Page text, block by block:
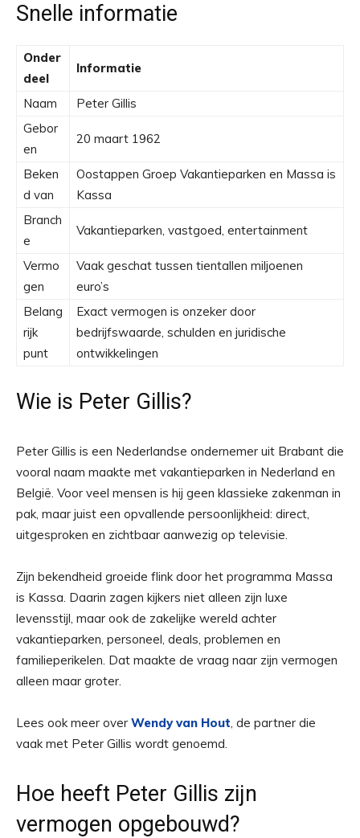
Snelle informatie
Onder
deel
Informatie
Naam
Peter Gillis
Gebor
en
20 maart 1962
Beken
d van
Oostappen Groep Vakantieparken en Massa is
Kassa
Branch
e
Vakantieparken, vastgoed, entertainment
Vermo
gen
Vaak geschat tussen tientallen miljoenen
euro’s
Belang
rijk
punt
Exact vermogen is onzeker door
bedrijfswaarde, schulden en juridische
ontwikkelingen
Wie is Peter Gillis?
Peter Gillis is een Nederlandse ondernemer uit Brabant die
vooral naam maakte met vakantieparken in Nederland en
België. Voor veel mensen is hij geen klassieke zakenman in
pak, maar juist een opvallende persoonlijkheid: direct,
uitgesproken en zichtbaar aanwezig op televisie.
Zijn bekendheid groeide flink door het programma Massa
is Kassa. Daarin zagen kijkers niet alleen zijn luxe
levensstijl, maar ook de zakelijke wereld achter
vakantieparken, personeel, deals, problemen en
familieperikelen. Dat maakte de vraag naar zijn vermogen
alleen maar groter.
Lees ook meer over Wendy van Hout, de partner die
vaak met Peter Gillis wordt genoemd.
Hoe heeft Peter Gillis zijn
vermogen opgebouwd?